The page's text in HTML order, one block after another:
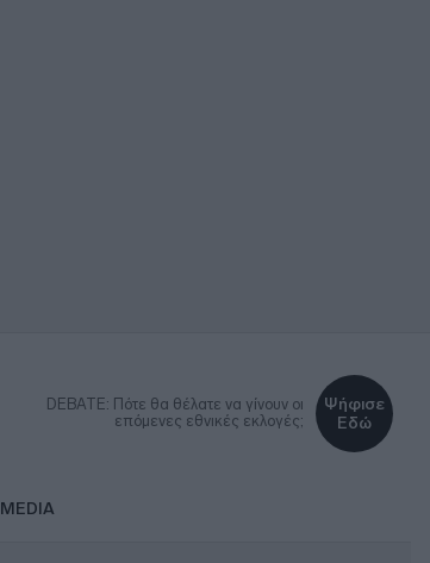
DEBATE: Πότε θα θέλατε να γίνουν οι
επόμενες εθνικές εκλογές;
Ψήφισε
Εδώ
MEDIA